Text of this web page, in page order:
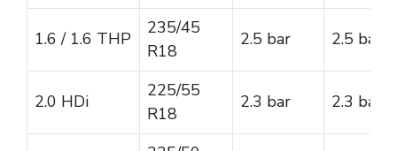
1.6 / 1.6 THP
235/45
R18
2.5 bar 2.5 bar
2.0 HDi
225/55
R18
2.3 bar 2.3 bar